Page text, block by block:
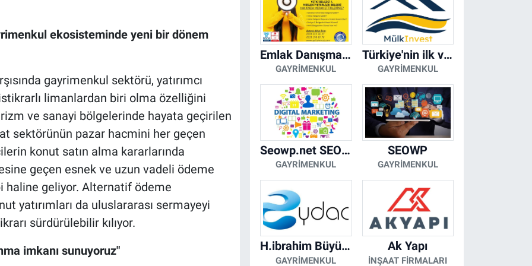
ekosisteminde yeni bir dönem
gayrimenkul sektörü, yatırımcı
limanlardan biri olma özelliğini
ve sanayi bölgelerinde hayata geçirilen
sektörünün pazar hacmini her geçen
konut satın alma kararlarında
geçen esnek ve uzun vadeli ödeme
haline geliyor. Alternatif ödeme
yatırımları da uluslararası sermayeyi
sürdürülebilir kılıyor.
imkanı sunuyoruz"
Emlak Danışmanı Seviye 5 Mesleki Yeterlilik Belgesi
GAYRIMENKUL
Türkiye'nin ilk ve tek yapay zeka destekli arsa ilan platformu
GAYRIMENKUL
Seowp.net SEO Hizmetleri
GAYRIMENKUL
SEOWP
GAYRIMENKUL
H.ibrahim Büyükacar
GAYRIMENKUL
Ak Yapı
İNŞAAT FIRMALARI